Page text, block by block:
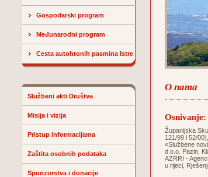
Gospodarski program
Međunarodni program
Cesta autohtonih pasmina Istre
Službeni akti Društva
Misija i vizija
Pristup informacijama
Zaštita osobnih podataka
Sponzorstva i donacije
O nama
Osnivanje:
Županijska
121/99 i 52/
«Službene
d.o.o. Pazin,
AZRRI -
u rijeci,